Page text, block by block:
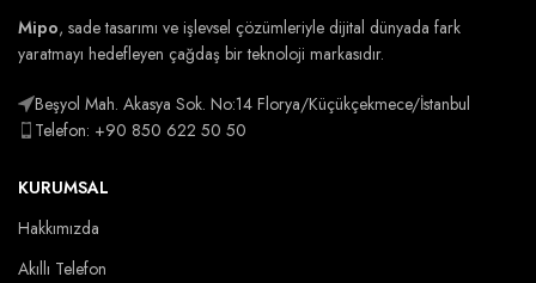
Mipo, sade tasarımı ve işlevsel çözümleriyle dijital dünyada fark
yaratmayı hedefleyen çağdaş bir teknoloji markasıdır.
Beşyol Mah. Akasya Sok. No:14 Florya/Küçükçekmece/İstanbul
Telefon: +90 850 622 50 50
KURUMSAL
Hakkımızda
Akıllı Telefon